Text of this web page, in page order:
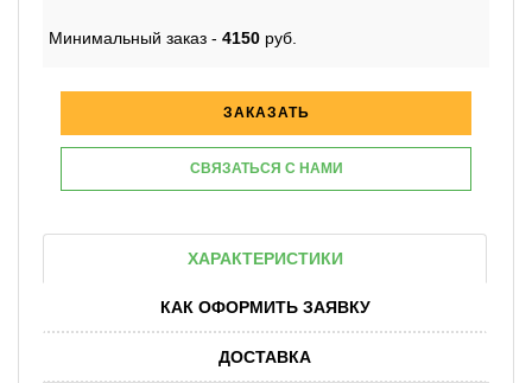
Минимальный заказ - 4150 руб.
ЗАКАЗАТЬ
СВЯЗАТЬСЯ С НАМИ
ХАРАКТЕРИСТИКИ
КАК ОФОРМИТЬ ЗАЯВКУ
ДОСТАВКА